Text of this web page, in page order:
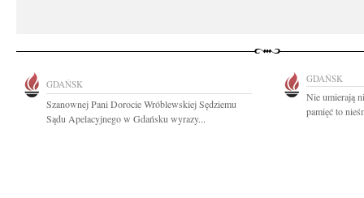
GDAŃSK
Szanownej Pani Dorocie Wróblewskiej Sędziemu
Sądu Apelacyjnego w Gdańsku wyrazy...
GDAŃSK
Nie umierają
pamięć to